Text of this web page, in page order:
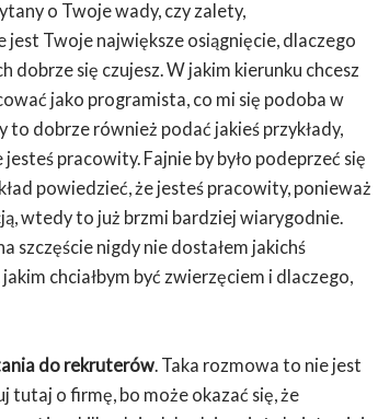
o Twoje wady, czy zalety,
jest Twoje największe osiągnięcie, dlaczego
się czujesz. W jakim kierunku chcesz
jako programista, co mi się podoba w
to dobrze również podać jakieś przykłady,
pracowity. Fajnie by było podeprzeć się
powiedzieć, że jesteś pracowity, ponieważ
wtedy to już brzmi bardziej wiarygodnie.
szczęście nigdy nie dostałem jakichś
chciałbym być zwierzęciem i dlaczego,
do rekruterów. Taka rozmowa to nie jest
o firmę, bo może okazać się, że